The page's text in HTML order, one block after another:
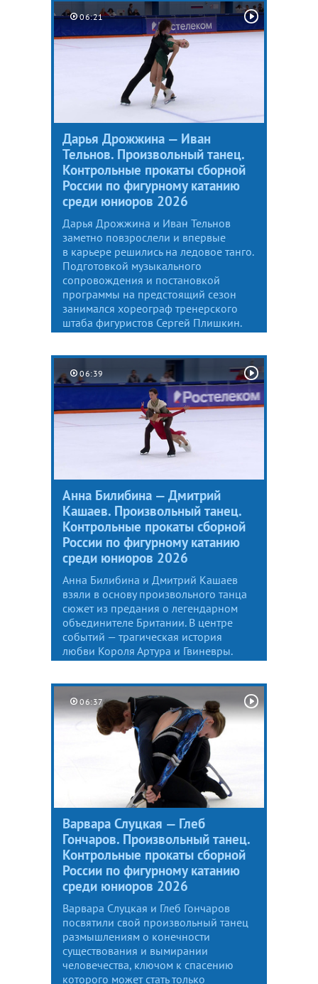
06:21
Дарья Дрожжина — Иван
Тельнов. Произвольный танец.
Контрольные прокаты сборной
России по фигурному катанию
среди юниоров 2026
Дарья Дрожжина и Иван Тельнов
заметно повзрослели и впервые
в карьере решились на ледовое танго.
Подготовкой музыкального
сопровождения и постановкой
программы на предстоящий сезон
занимался хореограф тренерского
штаба фигуристов Сергей Плишкин.
06:39
Анна Билибина — Дмитрий
Кашаев. Произвольный танец.
Контрольные прокаты сборной
России по фигурному катанию
среди юниоров 2026
Анна Билибина и Дмитрий Кашаев
взяли в основу произвольного танца
сюжет из предания о легендарном
объединителе Британии. В центре
событий — трагическая история
любви Короля Артура и Гвиневры.
06:37
Варвара Слуцкая — Глеб
Гончаров. Произвольный танец.
Контрольные прокаты сборной
России по фигурному катанию
среди юниоров 2026
Варвара Слуцкая и Глеб Гончаров
посвятили свой произвольный танец
размышлениям о конечности
существования и вымирании
человечества, ключом к спасению
которого может стать только